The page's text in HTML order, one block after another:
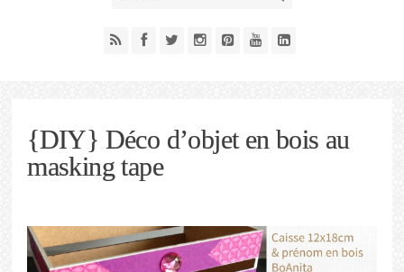
{DIY} Déco d’objet en bois au
masking tape